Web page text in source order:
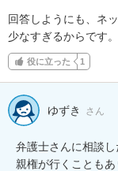
回答しようにも、ネ
少なすぎるからです。
役に立った 1
ゆずき さん
弁護士さんに相談
親権が行くことも